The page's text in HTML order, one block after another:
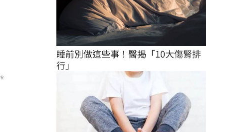
睡前別做這些事！醫揭「10大傷腎排
行」